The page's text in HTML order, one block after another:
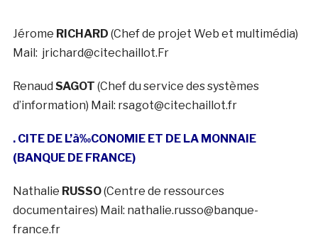
Jérome RICHARD (Chef de projet Web et multimédia)
Mail: jrichard@citechaillot.Fr
Renaud SAGOT (Chef du service des systèmes
d’information) Mail: rsagot@citechaillot.fr
. CITE DE L’à‰CONOMIE ET DE LA MONNAIE
(BANQUE DE FRANCE)
Nathalie RUSSO(Centre de ressources
documentaires) Mail: nathalie.russo@banque-
france.fr